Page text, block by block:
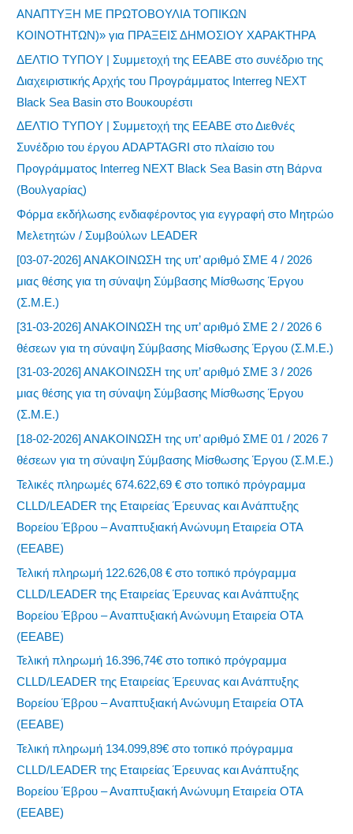
ΑΝΑΠΤΥΞΗ ΜΕ ΠΡΩΤΟΒΟΥΛΙΑ ΤΟΠΙΚΩΝ
ΚΟΙΝΟΤΗΤΩΝ)» για ΠΡΑΞΕΙΣ ΔΗΜΟΣΙΟΥ ΧΑΡΑΚΤΗΡΑ
ΔΕΛΤΙΟ ΤΥΠΟΥ | Συμμετοχή της ΕΕΑΒΕ στο συνέδριο της
Διαχειριστικής Αρχής του Προγράμματος Interreg NEXT
Black Sea Basin στο Βουκουρέστι
ΔΕΛΤΙΟ ΤΥΠΟΥ | Συμμετοχή της ΕΕΑΒΕ στο Διεθνές
Συνέδριο του έργου ADAPTAGRI στο πλαίσιο του
Προγράμματος Interreg NEXT Black Sea Basin στη Βάρνα
(Βουλγαρίας)
Φόρμα εκδήλωσης ενδιαφέροντος για εγγραφή στο Μητρώο
Μελετητών / Συμβούλων LEADER
[03-07-2026] ΑΝΑΚΟΙΝΩΣΗ της υπ’ αριθμό ΣΜΕ 4 / 2026
μιας θέσης για τη σύναψη Σύμβασης Μίσθωσης Έργου
(Σ.Μ.Ε.)
[31-03-2026] ΑΝΑΚΟΙΝΩΣΗ της υπ’ αριθμό ΣΜΕ 2 / 2026 6
θέσεων για τη σύναψη Σύμβασης Μίσθωσης Έργου (Σ.Μ.Ε.)
[31-03-2026] ΑΝΑΚΟΙΝΩΣΗ της υπ’ αριθμό ΣΜΕ 3 / 2026
μιας θέσης για τη σύναψη Σύμβασης Μίσθωσης Έργου
(Σ.Μ.Ε.)
[18-02-2026] ΑΝΑΚΟΙΝΩΣΗ της υπ’ αριθμό ΣΜΕ 01 / 2026 7
θέσεων για τη σύναψη Σύμβασης Μίσθωσης Έργου (Σ.Μ.Ε.)
Τελικές πληρωμές 674.622,69 € στο τοπικό πρόγραμμα
CLLD/LEADER της Εταιρείας Έρευνας και Ανάπτυξης
Βορείου Έβρου – Αναπτυξιακή Ανώνυμη Εταιρεία ΟΤΑ
(ΕΕΑΒΕ)
Τελική πληρωμή 122.626,08 € στο τοπικό πρόγραμμα
CLLD/LEADER της Εταιρείας Έρευνας και Ανάπτυξης
Βορείου Έβρου – Αναπτυξιακή Ανώνυμη Εταιρεία ΟΤΑ
(ΕΕΑΒΕ)
Τελική πληρωμή 16.396,74€ στο τοπικό πρόγραμμα
CLLD/LEADER της Εταιρείας Έρευνας και Ανάπτυξης
Βορείου Έβρου – Αναπτυξιακή Ανώνυμη Εταιρεία ΟΤΑ
(ΕΕΑΒΕ)
Τελική πληρωμή 134.099,89€ στο τοπικό πρόγραμμα
CLLD/LEADER της Εταιρείας Έρευνας και Ανάπτυξης
Βορείου Έβρου – Αναπτυξιακή Ανώνυμη Εταιρεία ΟΤΑ
(ΕΕΑΒΕ)